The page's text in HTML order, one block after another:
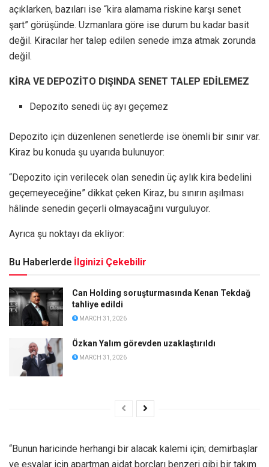
açıklarken, bazıları ise “kira alamama riskine karşı senet
şart” görüşünde. Uzmanlara göre ise durum bu kadar basit
değil. Kiracılar her talep edilen senede imza atmak zorunda
değil.
KİRA VE DEPOZİTO DIŞINDA SENET TALEP EDİLEMEZ
Depozito senedi üç ayı geçemez
Depozito için düzenlenen senetlerde ise önemli bir sınır var.
Kiraz bu konuda şu uyarıda bulunuyor:
“Depozito için verilecek olan senedin üç aylık kira bedelini
geçemeyeceğine” dikkat çeken Kiraz, bu sınırın aşılması
hâlinde senedin geçerli olmayacağını vurguluyor.
Ayrıca şu noktayı da ekliyor:
Bu Haberlerde İlginizi Çekebilir
Can Holding soruşturmasında Kenan Tekdağ
tahliye edildi
MARCH 31, 2026
Özkan Yalım görevden uzaklaştırıldı
MARCH 31, 2026
“Bunun haricinde herhangi bir alacak kalemi için; demirbaşlar
ve eşyalar için apartman aidat borçları benzeri gibi bir takım